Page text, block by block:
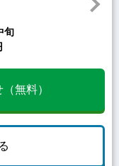
旬
無料）